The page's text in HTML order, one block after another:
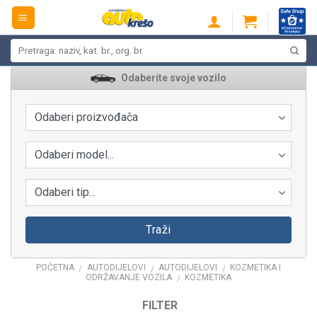
Skip
content
Odaberite svoje vozilo
Odaberi proizvođača
Odaberi model...
Odaberi tip...
Traži
POČETNA / AUTODIJELOVI / AUTODIJELOVI / KOZMETIKA I
ODRŽAVANJE VOZILA / KOZMETIKA
FILTER